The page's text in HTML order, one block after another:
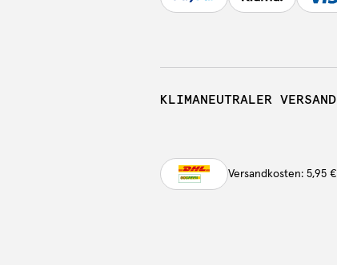
KLIMANEUTRALER VERSAND
Versandkosten: 5,95 €